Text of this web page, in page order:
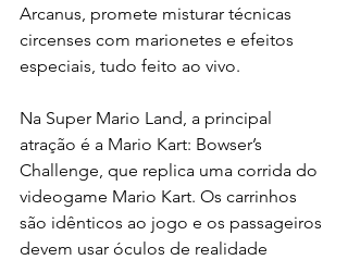
Arcanus, promete misturar técnicas
circenses com marionetes e efeitos
especiais, tudo feito ao vivo.
Na Super Mario Land, a principal
atração é a Mario Kart: Bowser’s
Challenge, que replica uma corrida do
videogame Mario Kart. Os carrinhos
são idênticos ao jogo e os passageiros
devem usar óculos de realidade